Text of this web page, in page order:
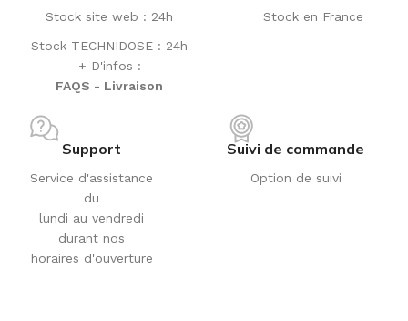
Stock site web : 24h
Stock TECHNIDOSE : 24h
+ D'infos :
FAQS - Livraison
Stock en France
Support
Service d'assistance
du
lundi au vendredi
durant nos
horaires d'ouverture
Suivi de commande
Option de suivi